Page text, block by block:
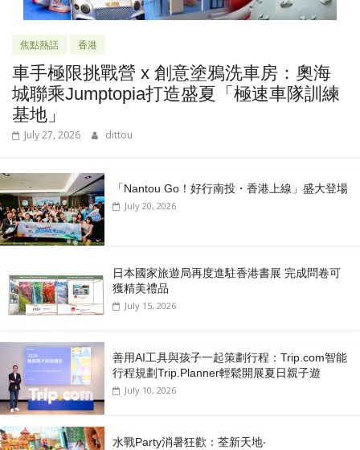
焦點熱話 香港
車手極限挑戰營 x 創意塗鴉洗車房：奧海
城聯乘Jumptopia打造盛夏「極速車隊訓練
基地」
July 27, 2026 dittou
「Nantou Go！好行南投・香港上線」盛大登場
July 20, 2026
日本國家旅遊局再度進駐香港書展 完成問卷可
獲精美禮品
July 15, 2026
善用AI工具與孩子一起策劃行程：Trip.com智能
行程規劃Trip.Planner輕鬆開展夏日親子遊
July 10, 2026
水戰Party消暑狂歡：荃新天地‧